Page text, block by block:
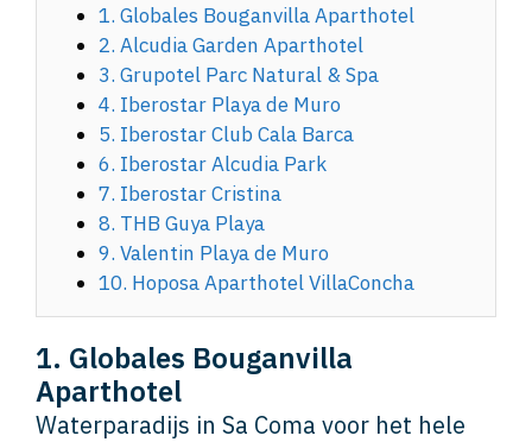
1. Globales Bouganvilla Aparthotel
2. Alcudia Garden Aparthotel
3. Grupotel Parc Natural & Spa
4. Iberostar Playa de Muro
5. Iberostar Club Cala Barca
6. Iberostar Alcudia Park
7. Iberostar Cristina
8. THB Guya Playa
9. Valentin Playa de Muro
10. Hoposa Aparthotel VillaConcha
1. Globales Bouganvilla
Aparthotel
Waterparadijs in Sa Coma voor het hele